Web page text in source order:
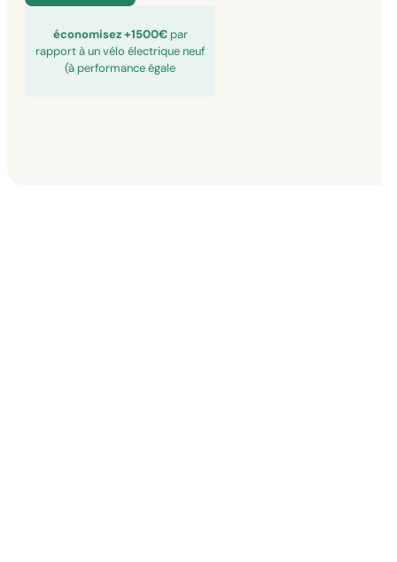
économisez +1500€ par
rapport à un vélo électrique neuf
(à performance égale